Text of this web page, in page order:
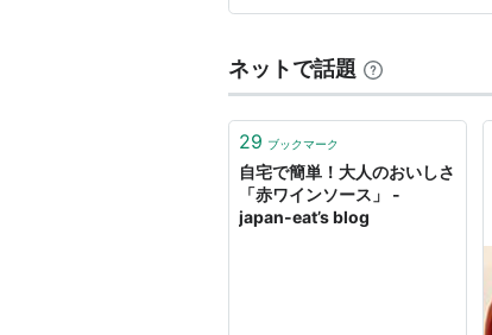
ネットで話題
29 ブックマーク
自宅で簡単！大人のおいしさ
「赤ワインソース」 -
japan-eat’s blog